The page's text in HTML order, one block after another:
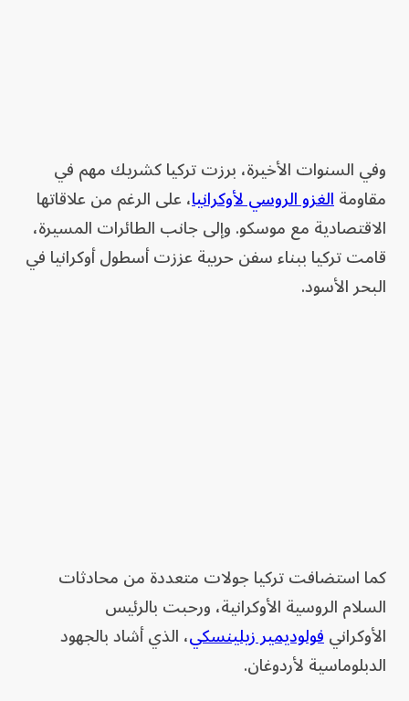
وفي السنوات الأخيرة، برزت تركيا كشريك مهم في
مقاومةالغزو الروسي لأوكرانيا، على الرغم من علاقاتها
الاقتصادية مع موسكو. وإلى جانب الطائرات المسيرة،
قامت تركيا ببناء سفن حربية عززت أسطول أوكرانيا في
البحر الأسود.
كما استضافت تركيا جولات متعددة من محادثات
السلام الروسية الأوكرانية، ورحبت بالرئيس
الأوكرانيفولوديمير زيلينسكي، الذي أشاد بالجهود
الدبلوماسية لأردوغان.